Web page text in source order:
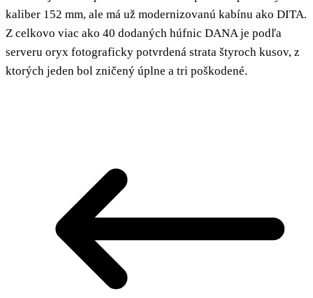
kaliber 152 mm, ale má už modernizovanú kabínu ako DITA.
Z celkovo viac ako 40 dodaných húfnic DANA je podľa
serveru oryx fotograficky potvrdená strata štyroch kusov, z
ktorých jeden bol zničený úplne a tri poškodené.